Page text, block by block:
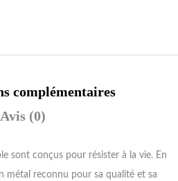
complémentaires
Avis (0)
sont conçus pour résister à la vie. En
métal reconnu pour sa qualité et sa